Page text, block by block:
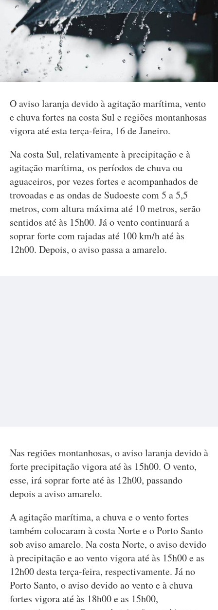
O aviso laranja devido à agitação marítima, vento
e chuva fortes na costa Sul e regiões montanhosas
vigora até esta terça-feira, 16 de Janeiro.
Na costa Sul, relativamente à precipitação e à
agitação marítima, os períodos de chuva ou
aguaceiros, por vezes fortes e acompanhados de
trovoadas e as ondas de Sudoeste com 5 a 5,5
metros, com altura máxima até 10 metros, serão
sentidos até às 15h00. Já o vento continuará a
soprar forte com rajadas até 100 km/h até às
12h00. Depois, o aviso passa a amarelo.
Nas regiões montanhosas, o aviso laranja devido à
forte precipitação vigora até às 15h00. O vento,
esse, irá soprar forte até às 12h00, passando
depois a aviso amarelo.
A agitação marítima, a chuva e o vento fortes
também colocaram à costa Norte e o Porto Santo
sob aviso amarelo. Na costa Norte, o aviso devido
à precipitação e ao vento vigora até às 15h00 e as
12h00 desta terça-feira, respectivamente. Já no
Porto Santo, o aviso devido ao vento e à chuva
fortes vigora até às 18h00 e as 15h00,